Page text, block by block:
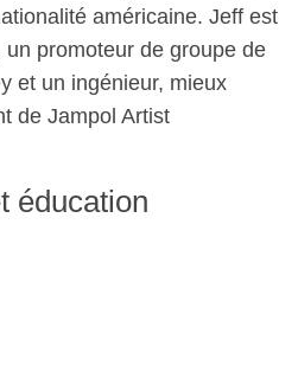
américaine. Jeff est
promoteur de groupe de
et un ingénieur, mieux
de Jampol Artist
éducation